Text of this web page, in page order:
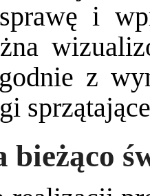
i
z
bieżąco